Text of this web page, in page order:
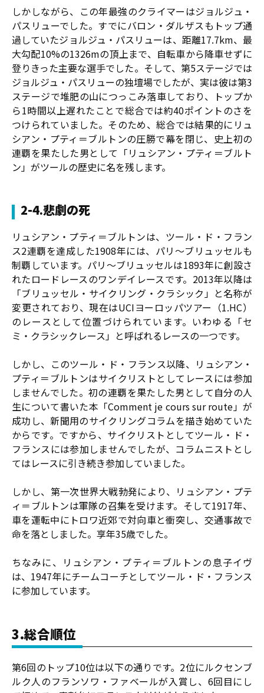
しかしながら、この年最強のクライマーはジョルジュ・
パスリューでした。すでにバロン・ダルザスもトップ通
過していたジョルジュ・パスリューは、距離17.7km、最
大勾配10%の1326mの頂上まで、自転車から降車せずに
登りきった主要な選手でした。そして、第5ステージでは
ジョルジュ・パスリューの独壇場でしたが、実は彼は第3
ステージで堆肥の山につっこみ落車しており、トップか
ら1時間以上遅れたことで総合では約40ポイントのさを
つけられていました。そのため、総合では結果的にリュ
シアン・プティ＝ブルトンの圧勝で幕を閉じ、史上初の
連覇を果たした男として「リュシアン・プティ＝ブルト
ン」がツールの歴史に名を残します。
2-4.悲劇の死
リュシアン・プティ＝ブルトンは、ツール・ド・フラン
ス2連覇を達成した1908年には、パリ〜ブリュッセルも
制覇しています。パリ〜ブリュッセルは1893年に創設さ
れたロードレースのワンデイレースです。2013年以降は
「ブリュッセル・サイクリング・クラシック」と名称が
変更されており、現在はUCIヨーロッパツアー（1.HC）
のレースとして位置づけられています。いわゆる「セ
ミ・クラシックレース」と呼ばれるレースの一つです。
しかし、このツール・ド・フランス以降、リュシアン・
プティ＝ブルトンはサイクリストとしてレースには参加
しませんでした。初の連覇を果たした男として自分の人
生について書いた本「Comment je cours sur route」が
成功し、新聞用のサイクリングコラムを描き始めていた
からです。ですから、サイクリストとしてツール・ド・
フランスには参加しませんでしたが、コラムニストとし
てはレースに引き続き参加していました。
しかし、第一次世界大戦勃発により、リュシアン・プテ
ィ＝ブルトンは軍隊の召集を受けます。そして1917年、
車を運転中にトロワ近郊で対向車と衝突し、交通事故で
命を落としました。享年35歳でした。
ちなみに、リュシアン・プティ＝ブルトンの息子イヴ
は、1947年にチームコーチとしてツール・ド・フランス
に参加しています。
3.総合順位
第6回のトップ10位は以下の通りです。2位にルクセンブ
ルク人のフランソワ・ファベールが入賞し、6回目にし